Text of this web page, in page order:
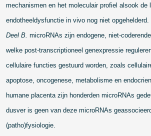
mechanismen en het moleculair profiel alsook de
endotheeldysfunctie in vivo nog niet opgehelderd.
Deel B. microRNAs zijn endogene, niet-
welke post-transcriptioneel genexpressie
cellulaire functies gestuurd worden, zoals
apoptose, oncogenese, metabolisme en
humane placenta zijn honderden microRNAs
dusver is geen van deze microRNAs
(patho)fysiologie.